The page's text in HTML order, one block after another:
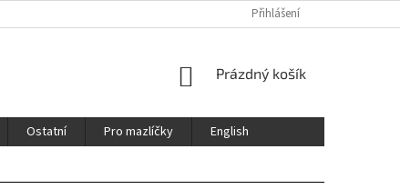
CERTIFIKÁTY / CERTFICATESPřihlášení
NÁKUPNÍ
Prázdný košík
Ostatní Pro mazlíčky
English